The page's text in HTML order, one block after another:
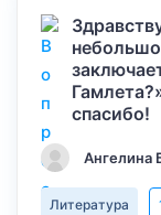
спасибо!
Ангелина
Литература